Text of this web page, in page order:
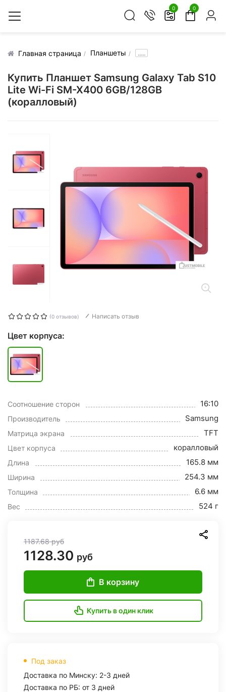
0 0
Главная страница Планшеты .....
Купить Планшет Samsung Galaxy Tab S10
Lite Wi-Fi SM-X400 6GB/128GB
(коралловый)
(0 отзывов) Написать отзыв
Цвет корпуса:
Соотношение сторон 16:10
Производитель Samsung
Матрица экрана TFT
Цвет корпуса коралловый
Длина 165.8 мм
Ширина 254.3 мм
Толщина 6.6 мм
Вес 524 г
1187.68руб
1128.30 руб
В корзину
Купить в один клик
Под заказ
Доставка по Минску: 2-3 дней
Доставка по РБ: от 3 дней